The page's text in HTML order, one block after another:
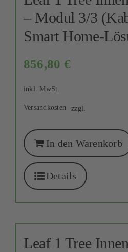
– Modul 3/3
Smart Home-
856,80 €
inkl. MwSt.
zzgl.
Versandkosten
In den Warenkorb
Details
Leaf 1 Tree